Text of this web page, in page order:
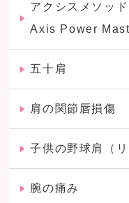
アクシスメソッ
Axis Power
五十肩
肩の関節唇損傷
子供の野球肩（
腕の痛み